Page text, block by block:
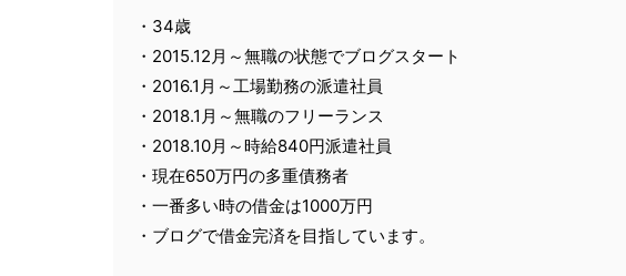
・34歳
・2015.12月～無職の状態でブログスタート
・2016.1月～工場勤務の派遣社員
・2018.1月～無職のフリーランス
・2018.10月～時給840円派遣社員
・現在650万円の多重債務者
・一番多い時の借金は1000万円
・ブログで借金完済を目指しています。